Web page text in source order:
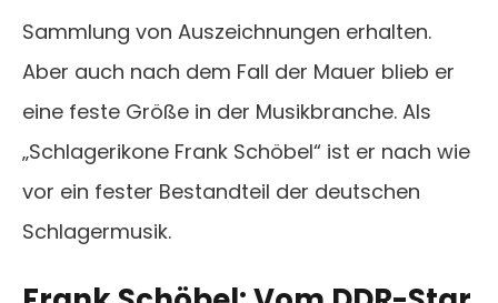
Sammlung von Auszeichnungen erhalten.
Aber auch nach dem Fall der Mauer blieb er
eine feste Größe in der Musikbranche. Als
„Schlagerikone Frank Schöbel“ ist er nach wie
vor ein fester Bestandteil der deutschen
Schlagermusik.